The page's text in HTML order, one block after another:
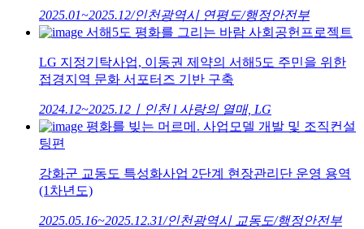
2025.01~2025.12/인천광역시 연평도/행정안전부
서해5도 평화를 그리는 바람 사회공헌프로젝트
LG 지정기탁사업, 이동권 제약의 서해5도 주민을 위한
접경지역 문화 서포터즈 기반 구축
2024.12~2025.12ㅣ인천 l 사랑의 열매, LG
평화를 빚는 머르메. 사업모델 개발 및 조직컨설
팅편
강화군 교동도 특성화사업 2단계 현장관리단 운영 용역
(1차년도)
2025.05.16~2025.12.31/인천광역시 교동도/행정안전부